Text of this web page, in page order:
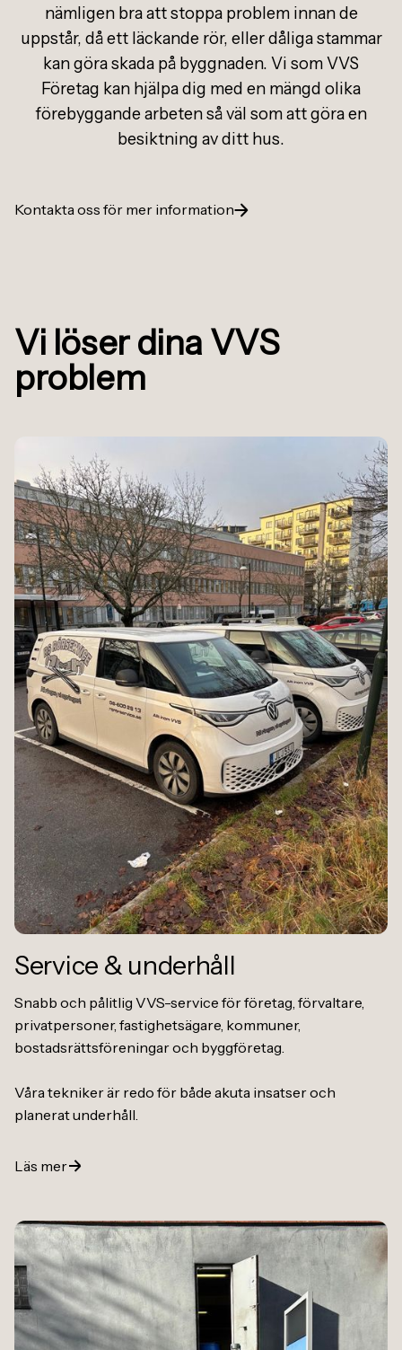
nämligen bra att stoppa problem innan de
uppstår, då ett läckande rör, eller dåliga stammar
kan göra skada på byggnaden. Vi som VVS
Företag kan hjälpa dig med en mängd olika
förebyggande arbeten så väl som att göra en
besiktning av ditt hus.
Kontakta oss för mer information
Vi löser dina VVS
problem
Service &underhåll
Snabb och pålitlig VVS-service för företag, förvaltare,
privatpersoner, fastighetsägare, kommuner,
bostadsrättsföreningar och byggföretag.
Våra tekniker är redo för både akuta insatser och
planerat underhåll.
Läs mer